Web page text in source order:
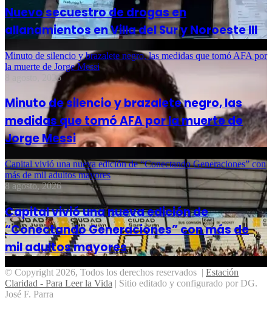
Nuevo secuestro de drogas en
allanamientos en Villa del Sur y Noroeste III
Minuto de silencio y brazalete negro, las medidas que tomó AFA por
la muerte de Jorge Messi
8 agosto, 2026
Minuto de silencio y brazalete negro, las
medidas que tomó AFA por la muerte de
Jorge Messi
Capital vivió una nueva edición de “Conectando Generaciones” con
más de mil adultos mayores
8 agosto, 2026
Capital vivió una nueva edición de
“Conectando Generaciones” con más de
mil adultos mayores
© Copyright 2026, Todos los derechos reservados | Estación
Claridad - Para Leer la Vida | Sitio editado y configurado por DG.
José F. Parra